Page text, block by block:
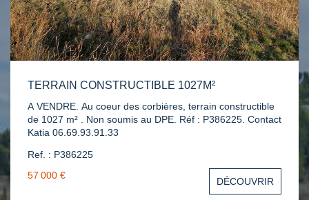
TERRAIN CONSTRUCTIBLE 1027M²
A VENDRE. Au coeur des corbières, terrain constructible
de 1027 m² . Non soumis au DPE. Réf : P386225. Contact
Katia 06.69.93.91.33
Ref. : P386225
57 000 €
DÉCOUVRIR